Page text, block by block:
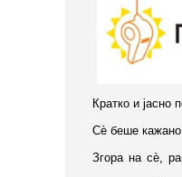
Кратко и јасно
Сѐ беше
Згора на сѐ,